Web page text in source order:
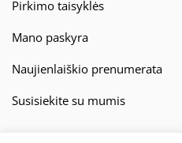
Pirkimo taisyklės
Mano paskyra
Naujienlaiškio prenumerata
Susisiekite su mumis